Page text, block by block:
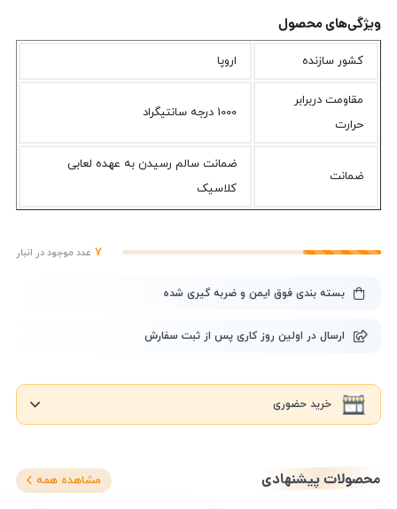
ویژگی‌های محصول
کشور سازنده اروپا
مقاومت دربرابر
حرارت
1000 درجه سانتیگراد
ضمانت
ضمانت سالم رسیدن به عهده لعابی
کلاسیک
7 عدد موجود در انبار
بسته بندی فوق ایمن و ضربه گیری شده
ارسال در اولین روز کاری پس از ثبت سفارش
خرید حضوری
محصولات پیشنهادی مشاهده همه